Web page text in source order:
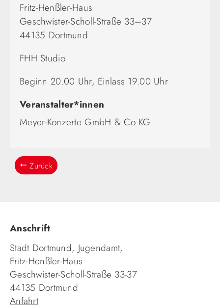
Fritz-Henßler-Haus
Geschwister-Scholl-Straße 33–37
44135 Dortmund
FHH Studio
Beginn 20.00 Uhr, Einlass 19.00 Uhr
Veranstalter*innen
Meyer-Konzerte GmbH & Co KG
Zurück
Anschrift
Stadt Dortmund, Jugendamt,
Fritz-Henßler-Haus
Geschwister-Scholl-Straße 33-37
44135 Dortmund
Anfahrt